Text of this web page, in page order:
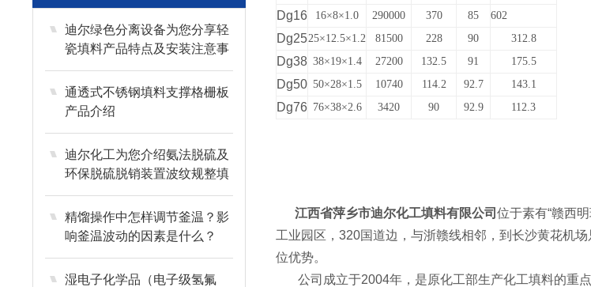
迪尔绿色分离设备为您分享轻
瓷填料产品特点及安装注意事
项
通透式不锈钢填料支撑格栅板
产品介绍
迪尔化工为您介绍氨法脱硫及
环保脱硫脱销装置波纹规整填
料
精馏操作中怎样调节釜温？影
响釜温波动的因素是什么？
湿电子化学品（电子级氢氟
Dg16 16×8×1.0 290000 370 85 602
Dg2525×12.5×1.2 81500 228 90 312.8
Dg38 38×19×1.4 27200 132.5 91 175.5
Dg50 50×28×1.5 10740 114.2 92.7 143.1
Dg76 76×38×2.6 3420 90 92.9 112.3
江西省萍乡市迪尔化工填料有限公司位于素有“赣西
工业园区，320国道边，与浙赣线相邻，到长沙黄花机
位优势。
公司成立于2004年，是原化工部生产化工填料的重